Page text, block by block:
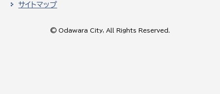
サイトマップ
© Odawara City, All Rights Reserved.